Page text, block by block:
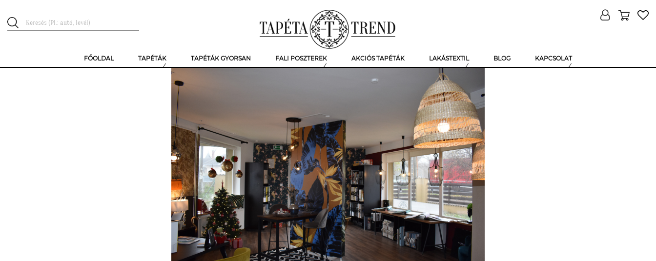
FŐOLDAL TAPÉTÁK TAPÉTÁK GYORSAN FALI POSZTEREK AKCIÓS TAPÉTÁK LAKÁSTEXTIL BLOG KAPCSOLAT